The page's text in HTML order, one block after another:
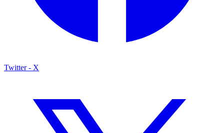
Twitter - X